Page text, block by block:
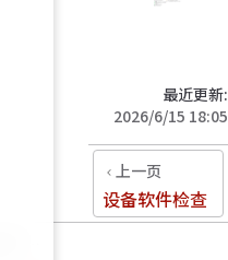
最近更新:
2026/6/15 18:05
上一页
设备软件检查